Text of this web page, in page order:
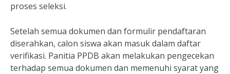
proses seleksi.
Setelah semua dokumen dan formulir pendaftaran
diserahkan, calon siswa akan masuk dalam daftar
verifikasi. Panitia PPDB akan melakukan pengecekan
terhadap semua dokumen dan memenuhi syarat yang